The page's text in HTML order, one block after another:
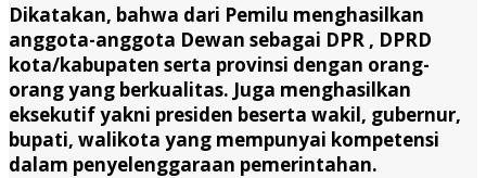
Dikatakan, bahwa dari Pemilu menghasilkan
anggota-anggota Dewan sebagai DPR , DPRD
kota/kabupaten serta provinsi dengan orang-
orang yang berkualitas. Juga menghasilkan
eksekutif yakni presiden beserta wakil, gubernur,
bupati, walikota yang mempunyai kompetensi
dalam penyelenggaraan pemerintahan.